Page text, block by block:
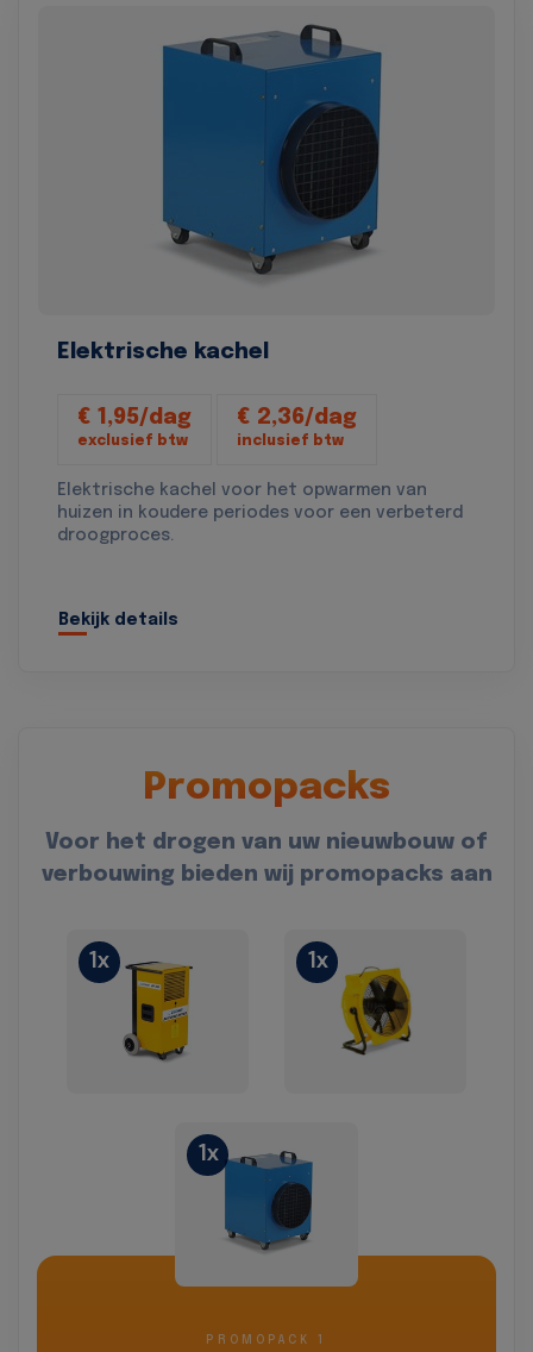
Elektrische kachel
€ 1,95/dag
exclusief btw
€ 2,36/dag
inclusief btw
Elektrische kachel voor het opwarmen van
huizen in koudere periodes voor een verbeterd
droogproces.
Bekijk details
Promopacks
Voor het drogen van uw nieuwbouw of
verbouwing bieden wij promopacks aan
1x 1x
1x
PROMOPACK 1